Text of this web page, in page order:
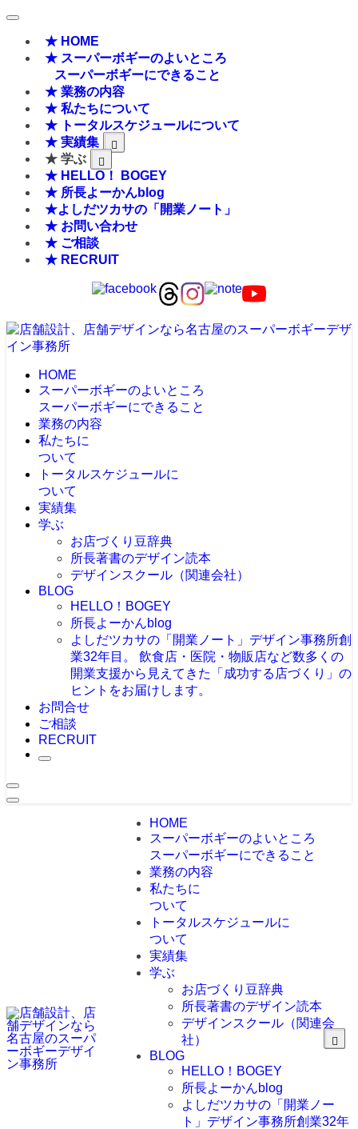
★ HOME
★ スーパーボギーのよいところ
スーパーボギーにできること
★ 業務の内容
★ 私たちについて
★ トータルスケジュールについて
★ 実績集
★ 学ぶ
★ HELLO！ BOGEY
★ 所長よーかんblog
★よしだツカサの「開業ノート」
★ お問い合わせ
★ ご相談
★ RECRUIT
HOME
スーパーボギーのよいところ
スーパーボギーにできること
業務の内容
私たちに
ついて
トータルスケジュールに
ついて
実績集
学ぶ
お店づくり豆辞典
所長著書のデザイン読本
デザインスクール（関連会社）
BLOG
HELLO！BOGEY
所長よーかんblog
よしだツカサの「開業ノート」 デザイン事務所創
業32年目。 飲食店・医院・物販店など数多くの
開業支援から見えてきた「成功する店づくり」の
ヒントをお届けします。
お問合せ
ご相談
RECRUIT
HOME
スーパーボギーのよいところ
スーパーボギーにできること
業務の内容
私たちに
ついて
トータルスケジュールに
ついて
実績集
学ぶ
お店づくり豆辞典
所長著書のデザイン読本
デザインスクール（関連会
社）
BLOG
HELLO！BOGEY
所長よーかんblog
よしだツカサの「開業ノー
ト」 デザイン事務所創業32年